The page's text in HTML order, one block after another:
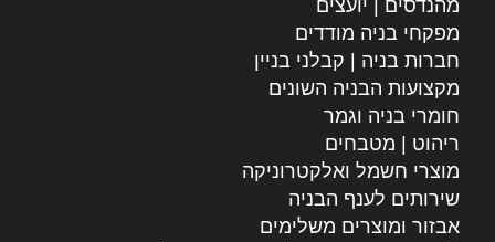
מהנדסים | יועצים
מפקחי בניה מודדים
חברות בניה | קבלני בניין
מקצועות הבניה השונים
חומרי בניה וגמר
ריהוט | מטבחים
מוצרי חשמל ואלקטרוניקה
שירותים לענף הבניה
אבזור ומוצרים משלימים